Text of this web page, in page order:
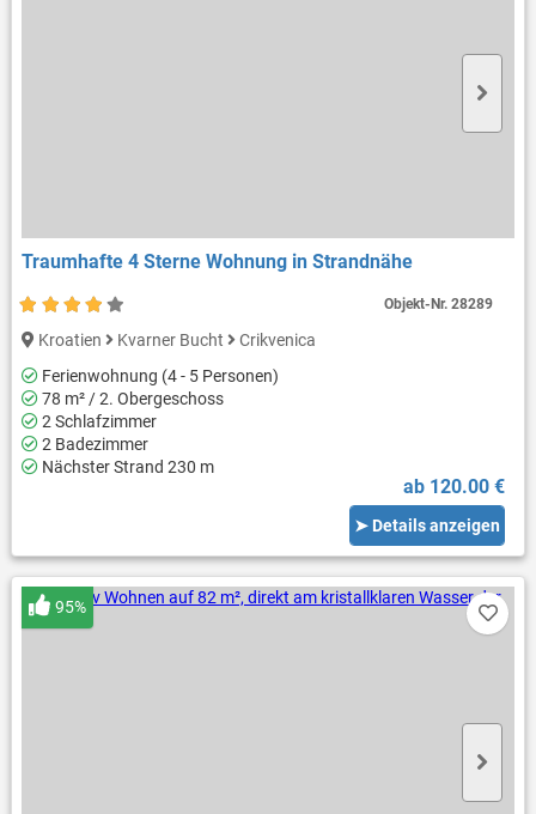
Traumhafte 4 Sterne Wohnung in Strandnähe
Kroatien Kvarner Bucht
Crikvenica
Ferienwohnung (4 - 5 Personen)
78 m² / 2. Obergeschoss
2 Schlafzimmer
2 Badezimmer
Nächster Strand 230 m
ab 120.00 €
➤ Details anzeigen
Objekt-Nr.28289
95%